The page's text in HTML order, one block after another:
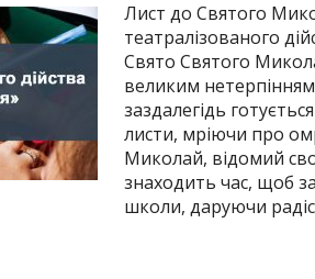
Лист до Святого
театралізованого
Свято Святого
великим
заздалегідь
листи, мріючи про
Миколай, відомий
знаходить час, щоб
школи, даруючи